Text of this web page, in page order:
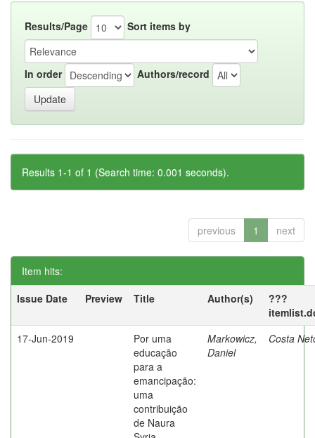
Results/Page Sort items by
In order Authors/record
Results 1-1 of 1 (Search time: 0.001 seconds).
previous 1 next
Item hits:
Issue Date
Preview Title Author(s)
???
17-Jun-2019
Por uma
educação
para a
emancipação:
uma
contribuição
de Naura
Markowicz,
Daniel
Costa